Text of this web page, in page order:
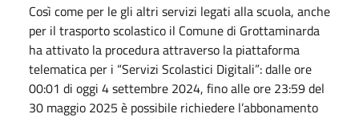
Così come per le gli altri servizi legati alla scuola, anche
per il trasporto scolastico il Comune di Grottaminarda
ha attivato la procedura attraverso la piattaforma
telematica per i “Servizi Scolastici Digitali”: dalle ore
00:01 di oggi 4 settembre 2024, fino alle ore 23:59 del
30 maggio 2025 è possibile richiedere l’abbonamento